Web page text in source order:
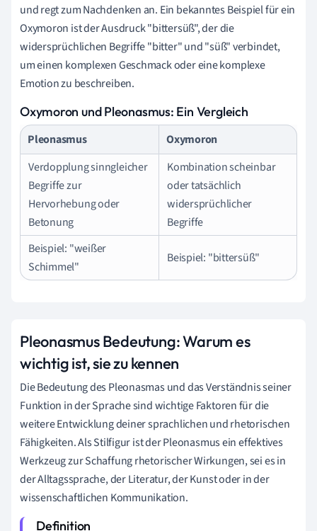
und regt zum Nachdenken an. Ein bekanntes Beispiel für ein
Oxymoron ist der Ausdruck "bittersüß", der die
widersprüchlichen Begriffe "bitter" und "süß" verbindet,
um einen komplexen Geschmack oder eine komplexe
Emotion zu beschreiben.
Oxymoron und Pleonasmus: Ein Vergleich
Pleonasmus
Oxymoron
Verdopplung sinngleicher
Begriffe zur
Hervorhebung oder
Betonung
Kombination scheinbar
oder tatsächlich
widersprüchlicher
Begriffe
Beispiel: "weißer
Schimmel"
Beispiel: "bittersüß"
Pleonasmus Bedeutung: Warum es
wichtig ist, sie zu kennen
Die Bedeutung des Pleonasmas und das Verständnis seiner
Funktion in der Sprache sind wichtige Faktoren für die
weitere Entwicklung deiner sprachlichen und rhetorischen
Fähigkeiten. Als Stilfigur ist der Pleonasmus ein effektives
Werkzeug zur Schaffung rhetorischer Wirkungen, sei es in
der Alltagssprache, der Literatur, der Kunst oder in der
wissenschaftlichen Kommunikation.